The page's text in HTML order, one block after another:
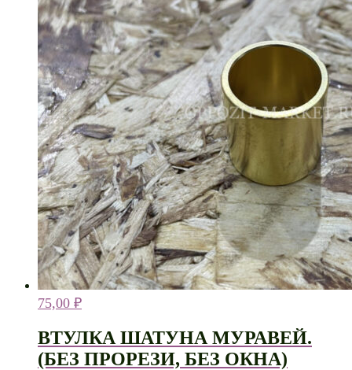
75,00 ₽
ВТУЛКА ШАТУНА МУРАВЕЙ.
(БЕЗ ПРОРЕЗИ, БЕЗ ОКНА)